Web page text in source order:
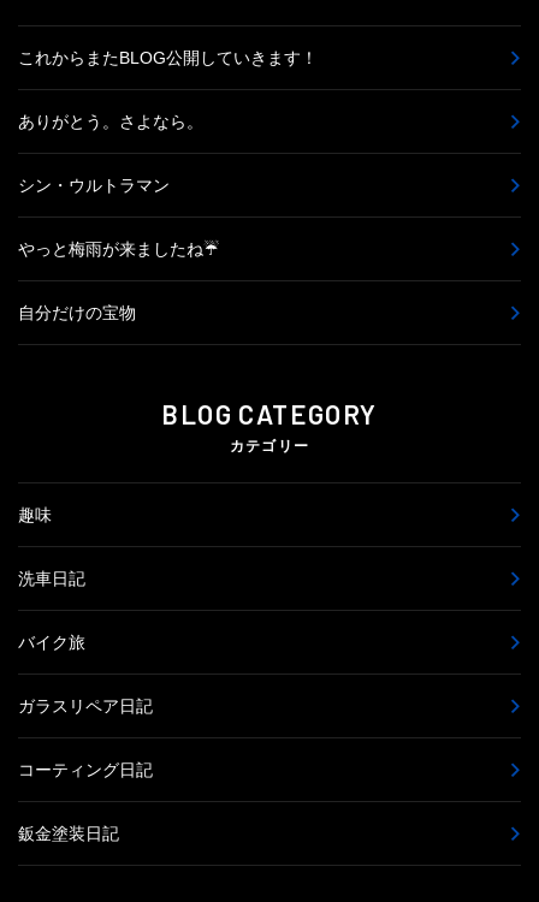
これからまたBLOG公開していきます！
ありがとう。さよなら。
シン・ウルトラマン
やっと梅雨が来ましたね☔
自分だけの宝物
BLOG CATEGORY
カテゴリー
趣味
洗車日記
バイク旅
ガラスリペア日記
コーティング日記
鈑金塗装日記